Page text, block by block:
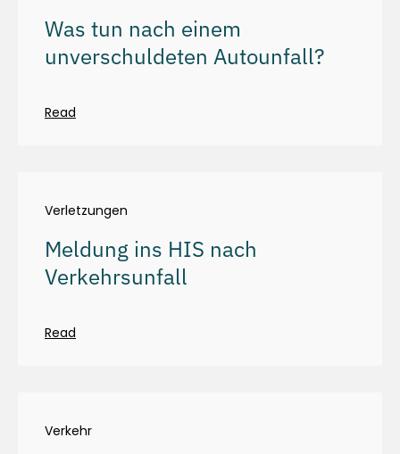
Was tun nach einem
unverschuldeten Autounfall?
Read
Verletzungen
Meldung ins HIS nach
Verkehrsunfall
Read
Verkehr